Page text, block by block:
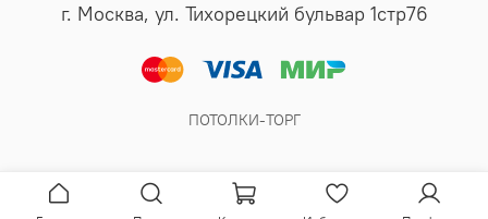
г. Москва, ул. Тихорецкий бульвар 1стр76
ПОТОЛКИ-ТОРГ